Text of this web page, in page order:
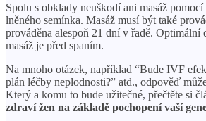
Spolu s obklady neuškodí ani masáž
lněného semínka. Masáž musí být také
prováděna alespoň 21 dní v řadě. Optimální
masáž je před spaním.
Na mnoho otázek, například “Bude IVF
plán léčby neplodnosti?” atd., odpověď
Který a komu to bude užitečné, přečtěte si
zdraví žen na základě pochopení vaší